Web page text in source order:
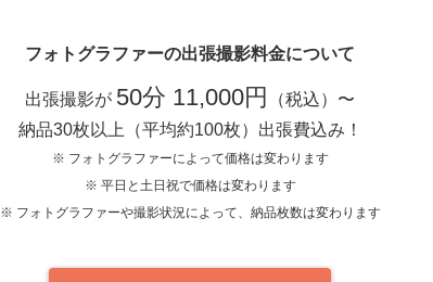
フォトグラファーの出張撮影料金について
出張撮影が 50分 11,000円
（税込）〜
納品30枚以上（平均約100枚）出張費込み！
※ フォトグラファーによって価格は変わります
※ 平日と土日祝で価格は変わります
※ フォトグラファーや撮影状況によって、納品枚数は変わります